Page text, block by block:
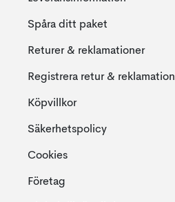
Spåra ditt paket
Returer & reklamationer
Registrera retur & reklamation
Köpvillkor
Säkerhetspolicy
Cookies
Företag